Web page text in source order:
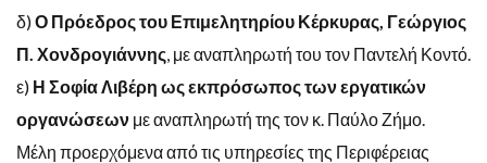
δ)Ο Πρόεδρος του Επιμελητηρίου Κέρκυρας, Γεώργιος
Π. Χονδρογιάννης , με αναπληρωτή του τον Παντελή Κοντό.
ε) Η Σοφία Λιβέρη ως εκπρόσωπος των εργατικών
οργανώσεων με αναπληρωτή της τον κ. Παύλο Ζήμο.
Μέλη προερχόμενα από τις υπηρεσίες της Περιφέρειας